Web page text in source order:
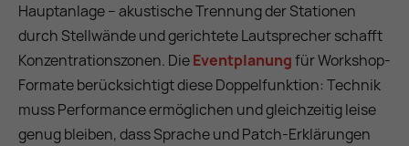
Hauptanlage – akustische Trennung der Stationen
durch Stellwände und gerichtete Lautsprecher schafft
Konzentrationszonen. DieEventplanungfür Workshop-
Formate berücksichtigt diese Doppelfunktion: Technik
muss Performance ermöglichen und gleichzeitig leise
genug bleiben, dass Sprache und Patch-Erklärungen